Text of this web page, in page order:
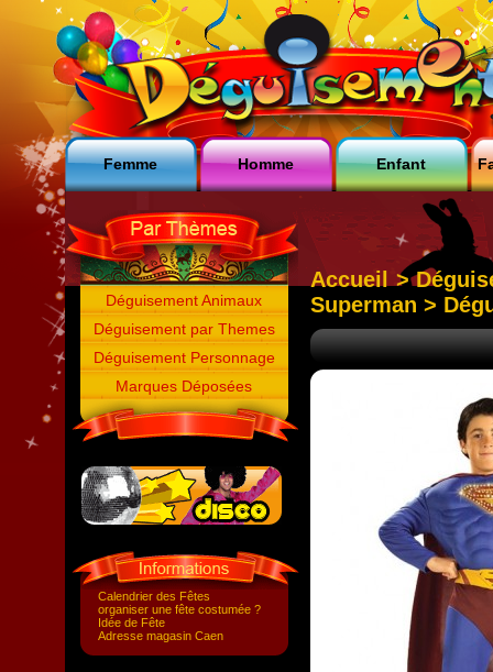
Femme Homme Enfant
Déguisement Animaux
Déguisement par Themes
Déguisement Personnage
Marques Déposées
Calendrier des Fêtes
organiser une fête costumée ?
Idée de Fête
Adresse magasin Caen
Accueil >
Superman >